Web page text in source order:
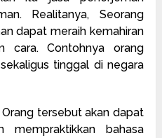
Realitanya, Seorang
dapat meraih kemahiran
cara. Contohnya orang
tinggal di negara
tersebut akan dapat
mempraktikkan bahasa